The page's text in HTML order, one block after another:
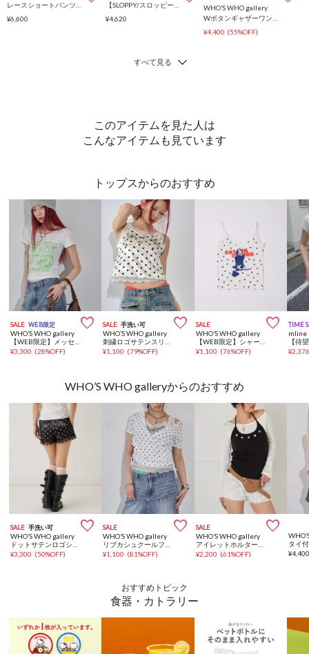
レースショートパンツ(無地/ドット/チェック/レオパード)
¥6,600
【SLOPPY/スロッピー】リブショートパンツ
¥4,620
WHO’S WHO gallery
Wボタンギャザーワンピ（無地/チェック/ドット）
¥4,400 (55%OFF)
このアイテムを見た人は
こんなアイテムも見ています
トップスからのおすすめ
SALE WEB限定 
WHO’S WHO gallery
¥3,300 (28%OFF)
SALE 手洗い可 
WHO’S WHO gallery
¥1,100 (79%OFF)
SALE 
WHO’S WHO gallery
¥1,100 (76%OFF)
TIME
mline
¥
WHO’S WHO galleryからのおすすめ
SALE 手洗い可 
WHO’S WHO gallery
¥3,300 (50%OFF)
SALE 
WHO’S WHO gallery
¥1,100 (81%OFF)
SALE 
WHO’S WHO gallery
¥2,200 (61%OFF)
タイ
¥
おすすめトピック
食器・カトラリー